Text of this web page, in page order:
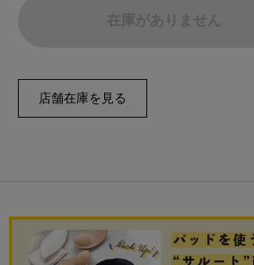
在庫がありません